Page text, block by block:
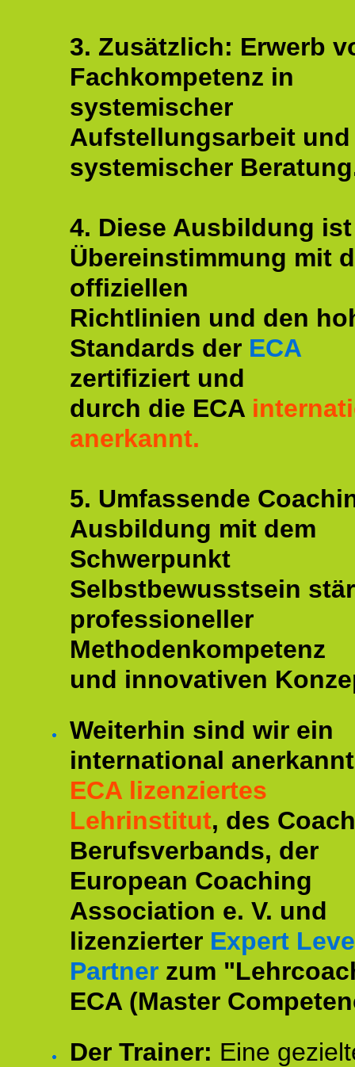
3. Zusätzlich: Erwerb
Fachkompetenz in
systemischer
Aufstellungsarbeit und
systemischer
4. Diese Ausbildung
Übereinstimmung mit
offiziellen
Richtlinien und den
Standards der ECA
zertifiziert und
durch die ECA
anerkannt.
5. Umfassende
Ausbildung mit dem
Schwerpunkt
Selbstbewusstsein
professioneller
Methodenkompetenz
und innovativen
Weiterhin sind wir ein
international
ECA lizenziertes
Lehrinstitut, des
Berufsverbands, der
European Coaching
Association e. V. und
lizenzierter Expert
Partner zum
ECA (Master
Der Trainer: Eine